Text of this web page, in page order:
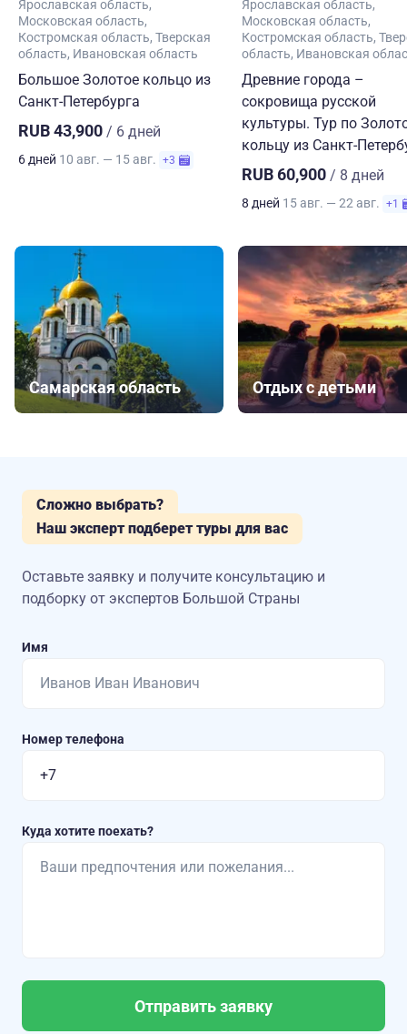
Ярославская область
Московская область
Костромская область Тверская
область Ивановская область
Большое Золотое кольцо из
Санкт-Петербурга
RUB 43,900 / 6 дней
6 дней 10 авг. — 15 авг. +3
Ярославская область
Московская область
Костромская область
область Ивановская
Древние города –
сокровища русской
культуры. Тур по
кольцу из Санкт-
RUB 60,900 / 8 дней
8 дней 15 авг. — 22 авг. +1
Самарская область Отдых с детьми
Сложно выбрать?
Наш эксперт подберет туры для вас
Оставьте заявку и получите консультацию и
подборку от экспертов Большой Страны
Имя
Номер телефона
Куда хотите поехать?
Отправить заявку